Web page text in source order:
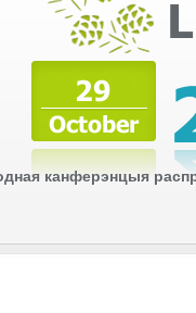
канферэнцыя